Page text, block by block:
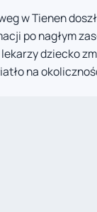
w Tienen
po nagłym
dziecko
na